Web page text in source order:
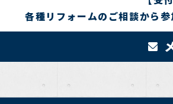
各種リフォームのご相談から